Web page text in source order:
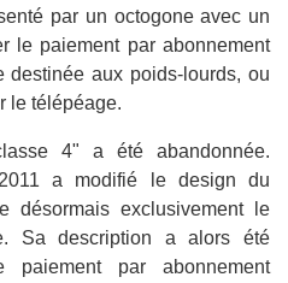
par un octogone avec un
le paiement par abonnement
destinée aux poids-lourds, ou
le télépéage.
4" a été abandonnée.
a modifié le design du
désormais exclusivement le
Sa description a alors été
par abonnement